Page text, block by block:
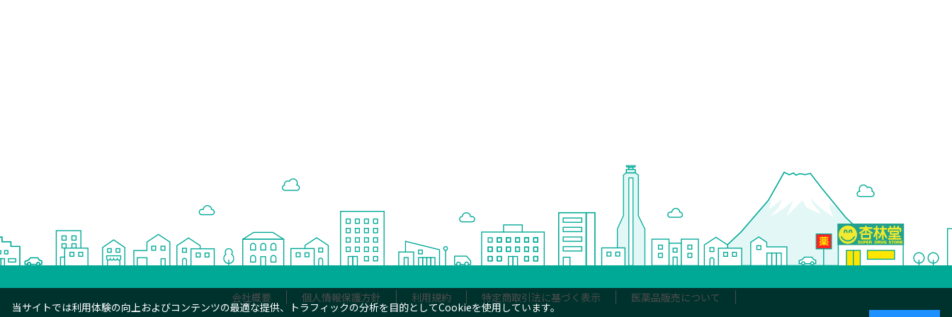
会社概要 個人情報保護方針 利用規約 特定商取引法に基づく表示 医薬品販売について
当サイトでは利用体験の向上およびコンテンツの最適な提供、トラフィックの分析を目的としてCookieを使用しています。